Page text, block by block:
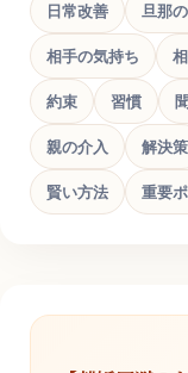
日常改善 旦那
相手の気持ち
約束 習慣
親の介入 解決策
賢い方法 重要